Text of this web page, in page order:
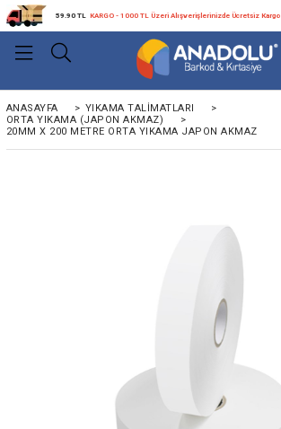
59.90 TL KARGO - 1000 TL Üzeri Alışverişlerinizde Ücretsiz Kargo
ANASAYFA > YIKAMA TALIMATLARI
>
ORTA YIKAMA (JAPON AKMAZ)
>
20MM X 200 METRE ORTA YIKAMA JAPON AKMAZ